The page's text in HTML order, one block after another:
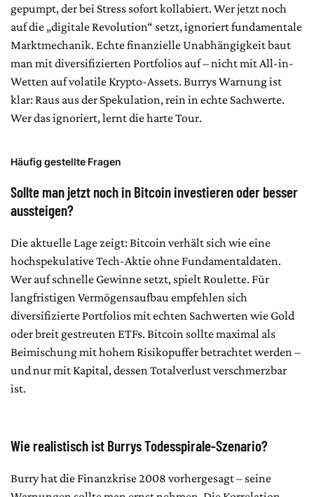
gepumpt, der bei Stress sofort kollabiert. Wer jetzt noch
auf die „digitale Revolution“ setzt, ignoriert fundamentale
Marktmechanik. Echte finanzielle Unabhängigkeit baut
man mit diversifizierten Portfolios auf – nicht mit All-in-
Wetten auf volatile Krypto-Assets. Burrys Warnung ist
klar: Raus aus der Spekulation, rein in echte Sachwerte.
Wer das ignoriert, lernt die harte Tour.
Häufig gestellte Fragen
Sollte man jetzt noch in Bitcoin investieren oder besser
aussteigen?
Die aktuelle Lage zeigt: Bitcoin verhält sich wie eine
hochspekulative Tech-Aktie ohne Fundamentaldaten.
Wer auf schnelle Gewinne setzt, spielt Roulette. Für
langfristigen Vermögensaufbau empfehlen sich
diversifizierte Portfolios mit echten Sachwerten wie Gold
oder breit gestreuten ETFs. Bitcoin sollte maximal als
Beimischung mit hohem Risikopuffer betrachtet werden –
und nur mit Kapital, dessen Totalverlust verschmerzbar
ist.
Wie realistisch ist Burrys Todesspirale-Szenario?
Burry hat die Finanzkrise 2008 vorhergesagt – seine